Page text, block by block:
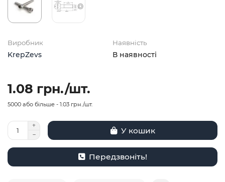
Виробник
KrepZevs
Наявність
В наявності
1.08 грн./шт.
5000 або більше - 1.03 грн./шт.
У кошик
Передзвоніть!